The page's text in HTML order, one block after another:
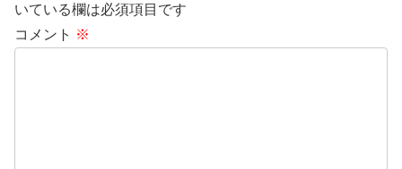
いている欄は必須項目です
コメント ※